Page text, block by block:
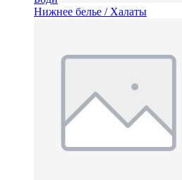
Нижнее белье / Халаты